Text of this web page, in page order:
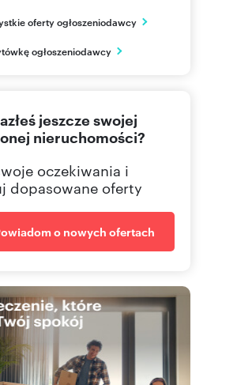
44A/1
Pokaż telefon
Pokaż telefon
oferty ogłoszeniodawcy
ogłoszeniodawcy
jeszcze swojej
nieruchomości?
oczekiwania i
dopasowane oferty
o nowych ofertach